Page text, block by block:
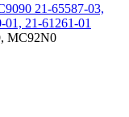
21-65587-03,
21-61261-01
MC92N0